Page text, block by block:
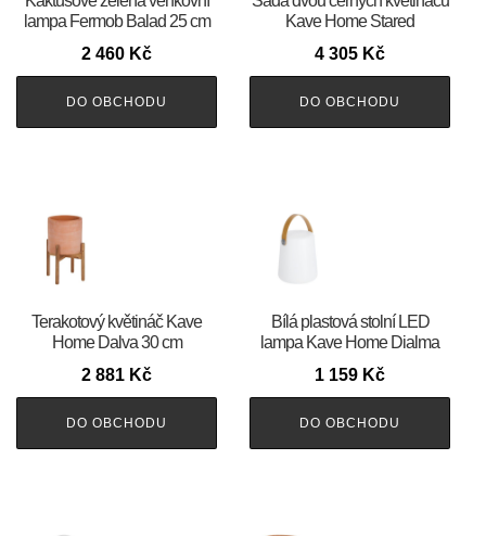
lampa Fermob Balad 25 cm
2 460 Kč
DO OBCHODU
Kave Home Stared
4 305 Kč
DO OBCHODU
Terakotový květináč Kave
Home Dalva 30 cm
2 881 Kč
DO OBCHODU
Bílá plastová stolní LED
lampa Kave Home Dialma
1 159 Kč
DO OBCHODU